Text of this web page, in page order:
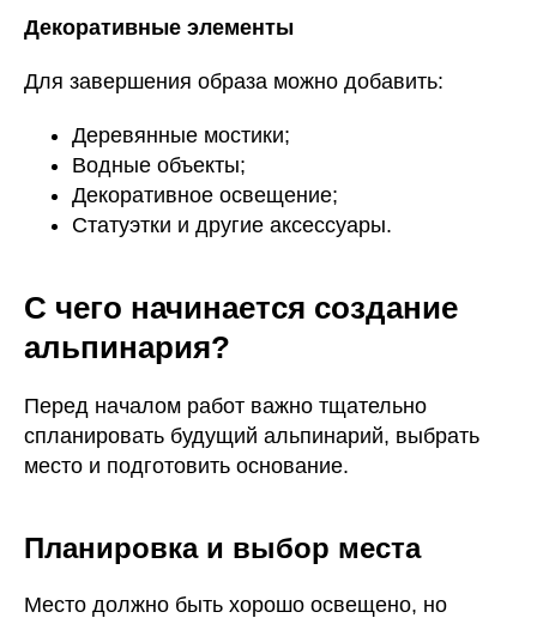
Декоративные элементы
Для завершения образа можно добавить:
Деревянные мостики;
Водные объекты;
Декоративное освещение;
Статуэтки и другие аксессуары.
С чего начинается создание
альпинария?
Перед началом работ важно тщательно
спланировать будущий альпинарий, выбрать
место и подготовить основание.
Планировка и выбор места
Место должно быть хорошо освещено, но